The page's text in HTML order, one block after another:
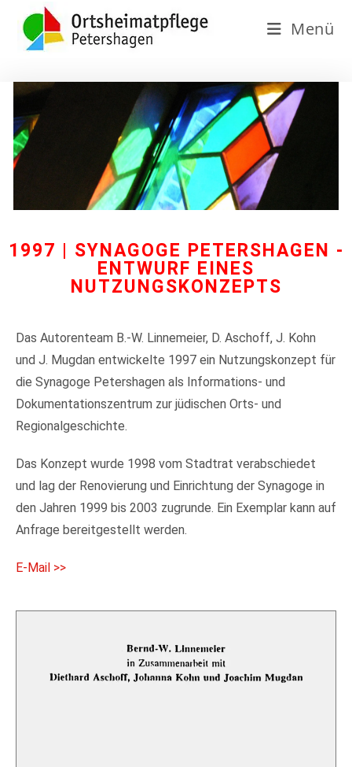
Menü
1997 | SYNAGOGE PETERSHAGEN -
ENTWURF EINES
NUTZUNGSKONZEPTS
Das Autorenteam B.-W. Linnemeier, D. Aschoff, J. Kohn
und J. Mugdan entwickelte 1997 ein Nutzungskonzept für
die Synagoge Petershagen als Informations- und
Dokumentationszentrum zur jüdischen Orts- und
Regionalgeschichte.
Das Konzept wurde 1998 vom Stadtrat verabschiedet
und lag der Renovierung und Einrichtung der Synagoge in
den Jahren 1999 bis 2003 zugrunde. Ein Exemplar kann auf
Anfrage bereitgestellt werden.
E-Mail >>